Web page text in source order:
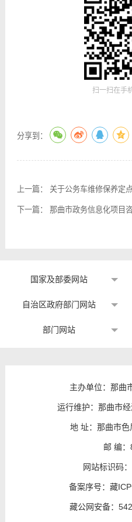
扫一扫在手
分享到：
上一篇： 关于公务车维修保养定
下一篇： 那曲市政务信息化项目
国家及部委网站
自治区政府部门网站
部门网站
主办单位：那曲
运行维护：那曲市
地 址：那曲市
邮 编
网站标识码
备案序号： 藏
藏公网安备：